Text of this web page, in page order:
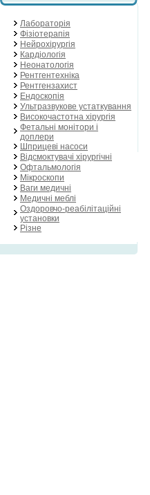
Лабораторія
Фізіотерапія
Нейрохірургія
Кардіологія
Неонатологiя
Рентгентехніка
Рентгензахист
Ендоскопія
Ультразвукове устаткування
Високочастотна хірургія
Фетальнi монітори і
доплери
Шприцеві насоси
Відсмоктувачі хірургічні
Офтальмологія
Мікроскопи
Ваги медичні
Медичні меблі
Оздоровчо-реабілітаційні
установки
Різне